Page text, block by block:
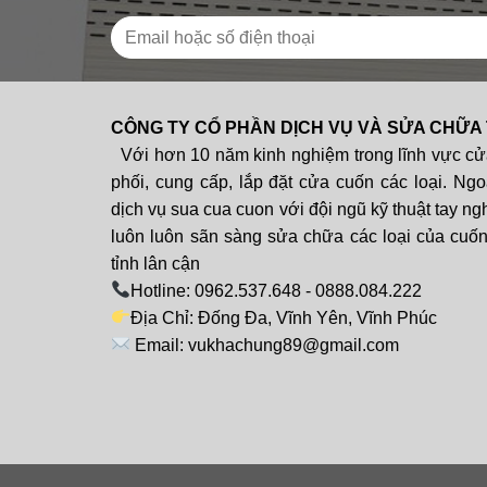
CÔNG TY CỔ PHẦN DỊCH VỤ VÀ SỬA
Với hơn 10 năm kinh nghiệm trong lĩnh vực
phối, cung cấp, lắp đặt cửa cuốn các loại.
dịch vụ sua cua cuon với đội ngũ kỹ thuật tay
luôn luôn sãn sàng sửa chữa các loại của
tỉnh lân cận
Hotline: 0962.537.648 - 0888.084.222
Địa Chỉ: Đống Đa, Vĩnh Yên, Vĩnh Phúc
Email: vukhachung89@gmail.com